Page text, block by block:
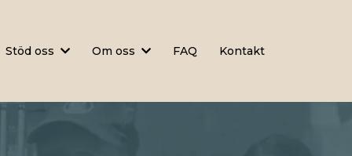
Stöd oss Om oss FAQ Kontakt